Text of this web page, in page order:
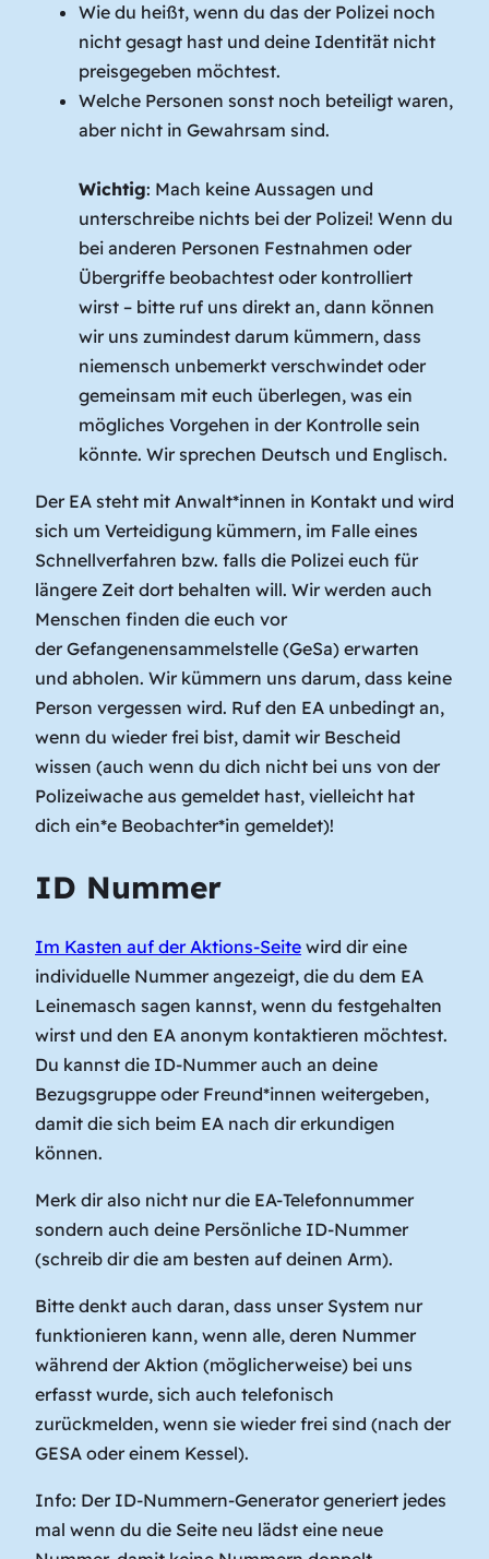
Wie du heißt, wenn du das der Polizei noch
nicht gesagt hast und deine Identität nicht
preisgegeben möchtest.
Welche Personen sonst noch beteiligt waren,
aber nicht in Gewahrsam sind.
Wichtig: Mach keine Aussagen und
unterschreibe nichts bei der Polizei! Wenn du
bei anderen Personen Festnahmen oder
Übergriffe beobachtest oder kontrolliert
wirst – bitte ruf uns direkt an, dann können
wir uns zumindest darum kümmern, dass
niemensch unbemerkt verschwindet oder
gemeinsam mit euch überlegen, was ein
mögliches Vorgehen in der Kontrolle sein
könnte. Wir sprechen Deutsch und Englisch.
Der EA steht mit Anwalt*innen in Kontakt und wird
sich um Verteidigung kümmern, im Falle eines
Schnellverfahren bzw. falls die Polizei euch für
längere Zeit dort behalten will. Wir werden auch
Menschen finden die euch vor
der Gefangenensammelstelle (GeSa) erwarten
und abholen. Wir kümmern uns darum, dass keine
Person vergessen wird. Ruf den EA unbedingt an,
wenn du wieder frei bist, damit wir Bescheid
wissen (auch wenn du dich nicht bei uns von der
Polizeiwache aus gemeldet hast, vielleicht hat
dich ein*e Beobachter*in gemeldet)!
ID Nummer
Im Kasten auf der Aktions-Seite wird dir eine
individuelle Nummer angezeigt, die du dem EA
Leinemasch sagen kannst, wenn du festgehalten
wirst und den EA anonym kontaktieren möchtest.
Du kannst die ID-Nummer auch an deine
Bezugsgruppe oder Freund*innen weitergeben,
damit die sich beim EA nach dir erkundigen
können.
Merk dir also nicht nur die EA-Telefonnummer
sondern auch deine Persönliche ID-Nummer
(schreib dir die am besten auf deinen Arm).
Bitte denkt auch daran, dass unser System nur
funktionieren kann, wenn alle, deren Nummer
während der Aktion (möglicherweise) bei uns
erfasst wurde, sich auch telefonisch
zurückmelden, wenn sie wieder frei sind (nach der
GESA oder einem Kessel).
Info: Der ID-Nummern-Generator generiert jedes
mal wenn du die Seite neu lädst eine neue